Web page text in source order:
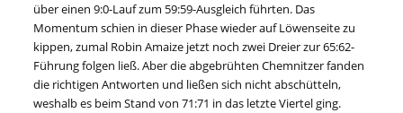
über einen 9:0-Lauf zum 59:59-Ausgleich führten. Das
Momentum schien in dieser Phase wieder auf Löwenseite zu
kippen, zumal Robin Amaize jetzt noch zwei Dreier zur 65:62-
Führung folgen ließ. Aber die abgebrühten Chemnitzer fanden
die richtigen Antworten und ließen sich nicht abschütteln,
weshalb es beim Stand von 71:71 in das letzte Viertel ging.